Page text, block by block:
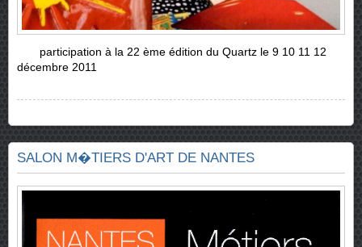
participation à la 22 ème édition du Quartz le 9 10 11 12
décembre 2011
SALON M�TIERS D'ART DE NANTES